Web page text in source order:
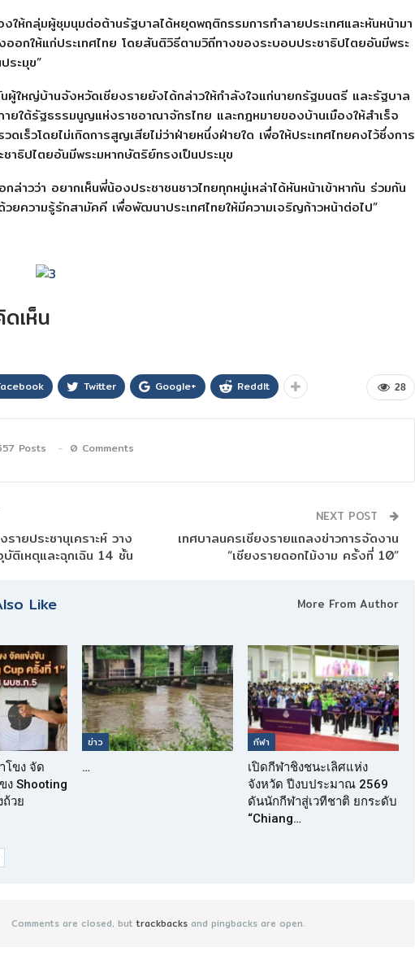
ให้กลุ่มผู้ชุมนุมต่อต้านรัฐบาลได้หยุดพฤติกรรมการทำลายประเทศและหันหน้ามา
อกให้แก่ประเทศไทย โดยสันติวิธีตามวิถีทางของระบอบประชาธิปไตยอันมีพระ
ระมุข”
ผู้ใหญ่บ้านจังหวัดเชียงรายยังได้กล่าวให้กำลังใจแก่นายกรัฐมนตรี และรัฐบาล
ยใต้รัฐธรรมนูญแห่งราชอาณาจักรไทย และกฎหมายของบ้านเมืองให้สำเร็จ
ดเร็วโดยไม่เกิดการสูญเสียไม่ว่าฝ่ายหนึ่งฝ่ายใด เพื่อให้ประเทศไทยคงไว้ซึ่งการ
าธิปไตยอันมีพระมหากษัตริย์ทรงเป็นประมุข
ล่าวว่า อยากเห็นพี่น้องประชาชนชาวไทยทุกหมู่เหล่าได้หันหน้าเข้าหากัน ร่วมกัน
วยความรู้รักสามัคคี เพื่อพัฒนาประเทศไทยให้มีความเจริญก้าวหน้าต่อไป”
เห็น
28
Twitter Google+ ReddIt
Posts 0 Comments
รายประชานุเคราะห์ วาง
ติเหตุและฉุกเฉิน 14 ชั้น
NEXT POST
เทศบาลนครเชียงรายแถลงข่าวการจัดงาน
“เชียงรายดอกไม้งาม ครั้งที่ 10”
Like More From Author
โขง จัด
ง Shooting
ถ้วย
ข่าว
…
กีฬา
เปิดกีฬาชิงชนะเลิศแห่ง
จังหวัด ปีงบประมาณ 2569
ดันนักกีฬาสู่เวทีชาติ ยกระดับ
“Chiang…
Comments are closed, buttrackbacksand pingbacks are open.